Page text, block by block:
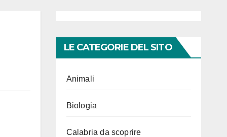
LE CATEGORIE DEL SITO
Animali
Biologia
Calabria da scoprire